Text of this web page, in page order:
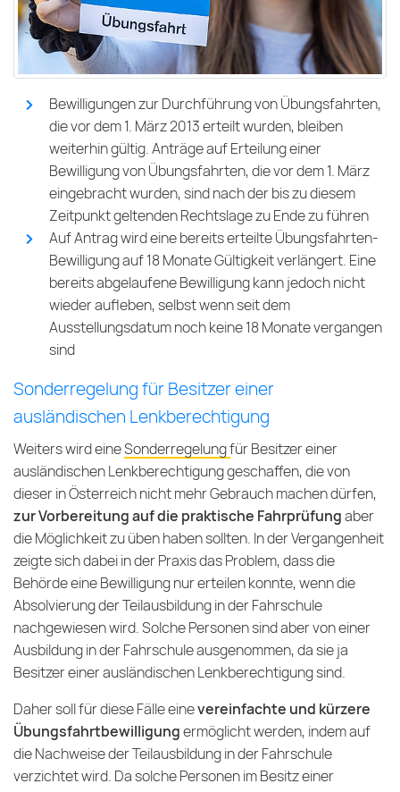
Bewilligungen zur Durchführung von Übungsfahrten,
die vor dem 1. März 2013 erteilt wurden, bleiben
weiterhin gültig. Anträge auf Erteilung einer
Bewilligung von Übungsfahrten, die vor dem 1. März
eingebracht wurden, sind nach der bis zu diesem
Zeitpunkt geltenden Rechtslage zu Ende zu führen
Auf Antrag wird eine bereits erteilte Übungsfahrten-
Bewilligung auf 18 Monate Gültigkeit verlängert. Eine
bereits abgelaufene Bewilligung kann jedoch nicht
wieder aufleben, selbst wenn seit dem
Ausstellungsdatum noch keine 18 Monate vergangen
sind
Sonderregelung für Besitzer einer
ausländischen Lenkberechtigung
Weiters wird eineSonderregelung für Besitzer einer
ausländischen Lenkberechtigunggeschaffen, die von
dieser in Österreich nicht mehr Gebrauch machen dürfen,
zur Vorbereitung auf die praktische Fahrprüfungaber
die Möglichkeit zu üben haben sollten. In der Vergangenheit
zeigte sich dabei in der Praxis das Problem, dass die
Behörde eine Bewilligung nur erteilen konnte, wenn die
Absolvierung der Teilausbildung in der Fahrschule
nachgewiesen wird. Solche Personen sind aber von einer
Ausbildung in der Fahrschule ausgenommen, da sie ja
Besitzer einer ausländischen Lenkberechtigung sind.
Daher soll für diese Fälle einevereinfachte und kürzere
Übungsfahrtbewilligungermöglicht werden, indem auf
die Nachweise der Teilausbildung in der Fahrschule
verzichtet wird. Da solche Personen im Besitz einer